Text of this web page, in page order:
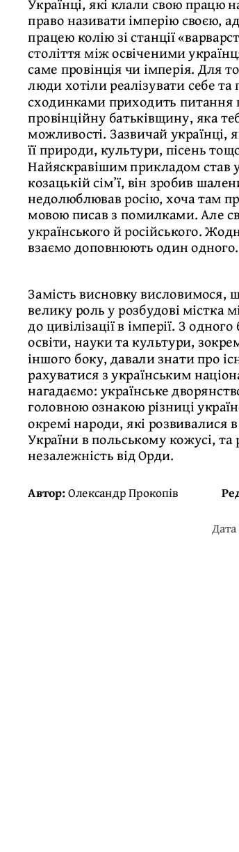
право називати імперію своєю,
працею колію зі станції
століття між освіченими
саме провінція чи імперія. Для
люди хотіли реалізувати себе
сходинками приходить питання
провінційну батьківщину, яка
можливості. Зазвичай
її природи, культури, пісень
Найяскравішим прикладом став
козацькій сім’ї, він зробив
недолюблював росію, хоча там
мовою писав з помилками. Але
українського й російського.
взаємо доповнюють один одного.
Замість висновку висловимося,
велику роль у розбудові містка
до цивілізації в імперії. З
освіти, науки та культури,
іншого боку, давали знати про
рахуватися з українським
нагадаємо: українське
головною ознакою різниці
окремі народи, які розвивалися
України в польському кожусі,
незалежність від Орди.
Автор:Олександр Прокопів
Дата